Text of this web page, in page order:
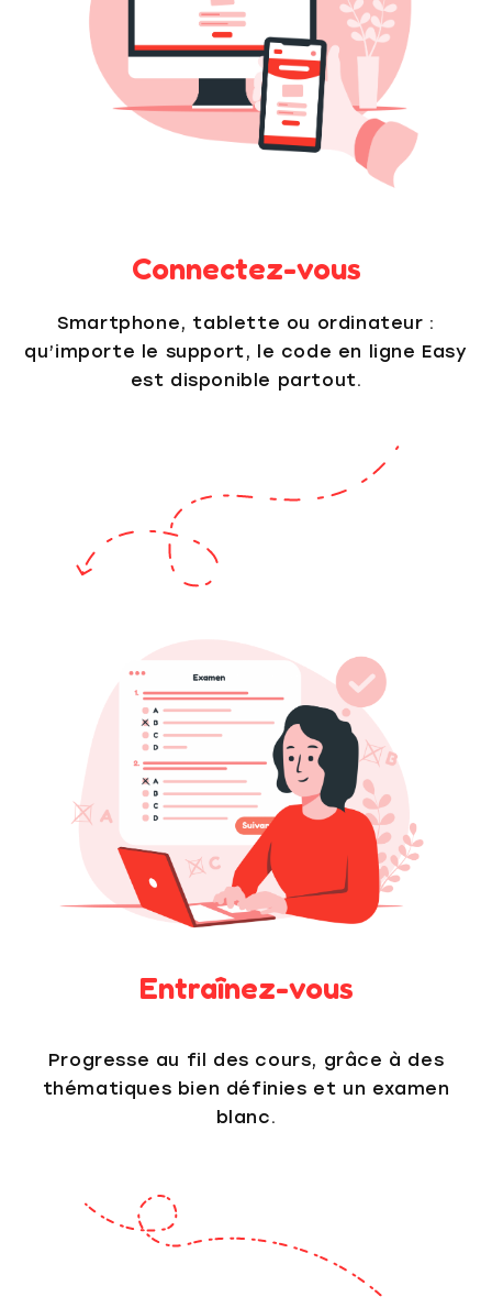
Connectez-vous
Smartphone, tablette ou ordinateur :
qu’importe le support, le code en ligne Easy
est disponible partout.
Entraînez-vous
Progresse au fil des cours, grâce à des
thématiques bien définies et un examen
blanc.